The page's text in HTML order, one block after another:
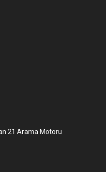
21 Arama Motoru